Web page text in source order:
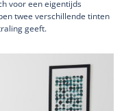
voor een eigentijds
twee verschillende tinten
geeft.